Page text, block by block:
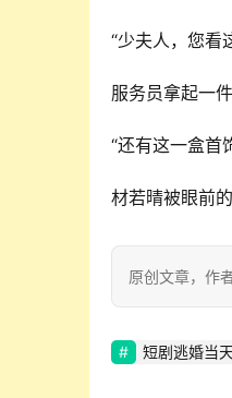
“少夫人，您看
服务员拿起一
“还有这一盒首
材若晴被眼前
原创文章，作
短剧逃婚当